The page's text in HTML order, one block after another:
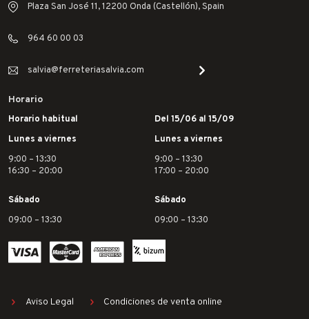
Plaza San José 11, 12200 Onda (Castellón), Spain
964 60 00 03
salvia@ferreteriasalvia.com
Horario
Horario habitual
Lunes a viernes
9:00 – 13:30
16:30 – 20:00
Sábado
09:00 – 13:30
Del 15/06 al 15/09
Lunes a viernes
9:00 – 13:30
17:00 – 20:00
Sábado
09:00 – 13:30
Aviso Legal Condiciones de venta online